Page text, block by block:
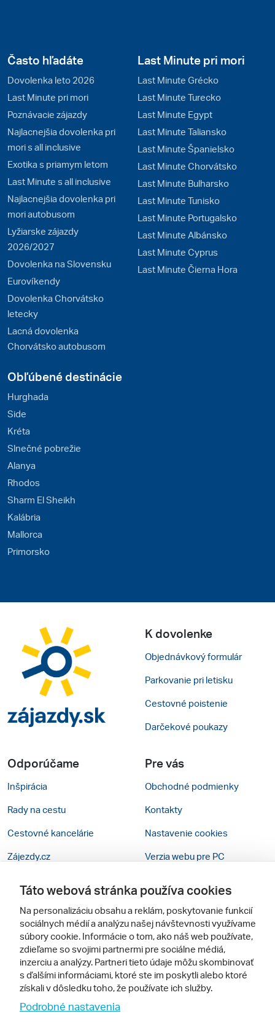
Často hľadáte
Dovolenka leto 2026
Last Minute pri mori
Poznávacie zájazdy
Najlacnejšia dovolenka pri
mori s all inclusive
Exotika s priamym letom
Last Minute s all inclusive
Najlacnejšia dovolenka pri
mori autobusom
Lyžiarske zájazdy
2026/2027
Dovolenka na Slovensku
Eurovíkendy
Dovolenka Chorvátsko
letecky
Lacná dovolenka
Chorvátsko autobusom
Last Minute pri mori
Last Minute Grécko
Last Minute Turecko
Last Minute Egypt
Last Minute Taliansko
Last Minute Španielsko
Last Minute Chorvátsko
Last Minute Bulharsko
Last Minute Tunisko
Last Minute Portugalsko
Last Minute Albánsko
Last Minute Cyprus
Last Minute Čierna Hora
Obľúbené destinácie
Hurghada
Side
Kréta
Slnečné pobrežie
Alanya
Rhodos
Sharm El Sheikh
Kalábria
Mallorca
Primorsko
K dovolenke
Objednávkový formulár
Parkovanie pri letisku
Cestovné poistenie
Darčekové poukazy
Odporúčame
Inšpirácia
Rady na cestu
Cestovné kancelárie
Zájezdy.cz
Pre vás
Obchodné podmienky
Kontakty
Nastavenie cookies
Verzia webu pre PC
Sledujte nás
© 2005 - 2026, Zájazdy.sk,
spol. s r.o.
Táto webová stránka používa cookies
Na personalizáciu obsahu a reklám, poskytovanie funkcií
sociálnych médií a analýzu našej návštevnosti využívame
súbory cookie. Informácie o tom, ako náš web používate,
zdieľame so svojimi partnermi pre sociálne médiá,
inzerciu a analýzy. Partneri tieto údaje môžu skombinovať
s ďalšími informáciami, ktoré ste im poskytli alebo ktoré
získali v dôsledku toho, že používate ich služby.
Podrobné nastavenia